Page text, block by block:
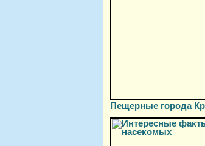
Пещерные города